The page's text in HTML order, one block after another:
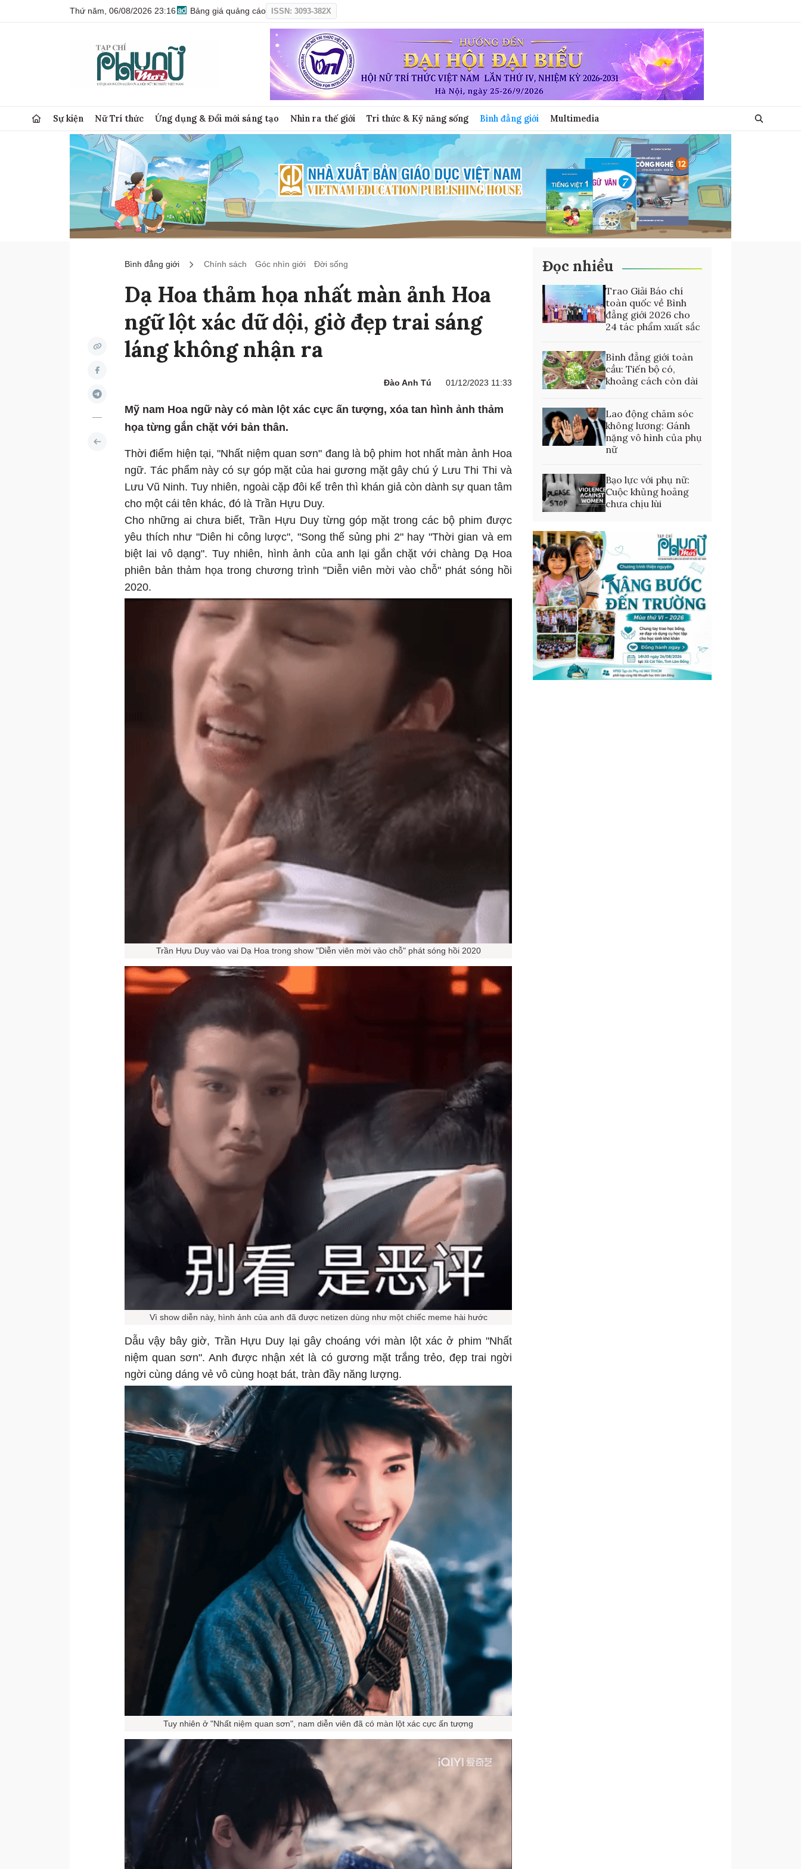
Thứ năm, 06/08/2026 23:16 Bảng giá quảng cáo ISSN: 3093-382X
Sự kiện Nữ Trí thức Ứng dụng & Đổi mới sáng tạo Nhìn ra thế giới Tri thức & Kỹ năng sống Bình đẳng giới Multimedia
Bình đẳng giới Chính sách Góc nhìn giới Đời sống
Dạ Hoa thảm họa nhất màn ảnh Hoa
ngữ lột xác dữ dội, giờ đẹp trai sáng
láng không nhận ra
Đào Anh Tú 01/12/2023 11:33
Mỹ nam Hoa ngữ này có màn lột xác cực ấn tượng, xóa tan hình ảnh thảm
họa từng gắn chặt với bản thân.
Thời điểm hiện tại, "Nhất niệm quan sơn" đang là bộ phim hot nhất màn ảnh Hoa
ngữ. Tác phẩm này có sự góp mặt của hai gương mặt gây chú ý Lưu Thi Thi và
Lưu Vũ Ninh. Tuy nhiên, ngoài cặp đôi kể trên thì khán giả còn dành sự quan tâm
cho một cái tên khác, đó là Trần Hựu Duy.
Cho những ai chưa biết, Trần Hựu Duy từng góp mặt trong các bộ phim được
yêu thích như "Diên hi công lược", "Song thế sủng phi 2" hay "Thời gian và em
biệt lai vô dạng". Tuy nhiên, hình ảnh của anh lại gắn chặt với chàng Dạ Hoa
phiên bản thảm họa trong chương trình "Diễn viên mời vào chỗ" phát sóng hồi
2020.
Trần Hựu Duy vào vai Dạ Hoa trong show "Diễn viên mời vào chỗ" phát sóng hồi 2020
Vì show diễn này, hình ảnh của anh đã được netizen dùng như một chiếc meme hài hước
Dẫu vậy bây giờ, Trần Hựu Duy lại gây choáng với màn lột xác ở phim "Nhất
niệm quan sơn". Anh được nhận xét là có gương mặt trắng trẻo, đẹp trai ngời
ngời cùng dáng vẻ vô cùng hoạt bát, tràn đầy năng lượng.
Tuy nhiên ở "Nhất niệm quan sơn", nam diễn viên đã có màn lột xác cực ấn tượng
Đọc nhiều
Trao Giải Báo chí
toàn quốc về Bình
đẳng giới 2026 cho
24 tác phẩm xuất sắc
Bình đẳng giới toàn
cầu: Tiến bộ có,
khoảng cách còn dài
Lao động chăm sóc
không lương: Gánh
nặng vô hình của phụ
nữ
Bạo lực với phụ nữ:
Cuộc khủng hoảng
chưa chịu lùi